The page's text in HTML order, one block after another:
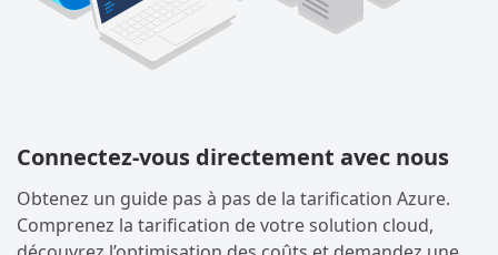
Connectez-vous directement avec nous
Obtenez un guide pas à pas de la tarification Azure.
Comprenez la tarification de votre solution cloud,